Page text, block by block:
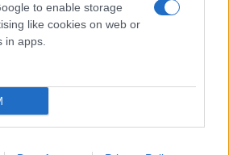
to enable storage
like cookies on web or
in apps.
συνέδριο του 2016 ψηφίσαμε
για να εκλεγεί κάποιος
ακούει την κοινωνία και να
εισαγόμενες